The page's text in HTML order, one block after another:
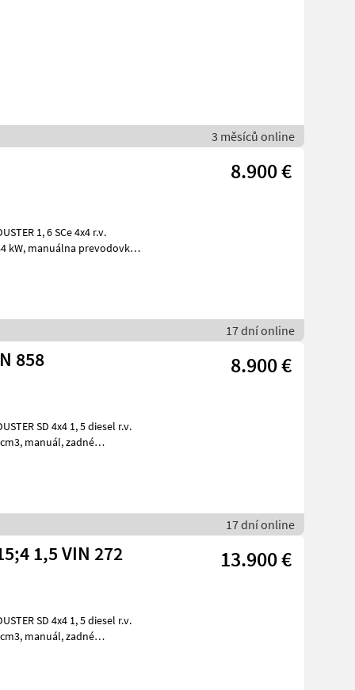
3 měsíců online
8.900 €
17 dní online
1,5 VIN 858 8.900 €
17 dní online
1,5 VIN 272 13.900 €